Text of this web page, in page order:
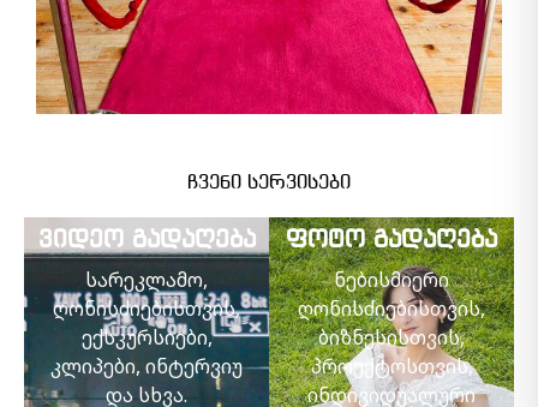
ჩვენი სერვისები
ვიდეო გადაღება
სარეკლამო,
ღონისძიებისთვის,
ექსკურსიები,
კლიპები, ინტერვიუ
და სხვა.
ფოტო გადაღება
ნებისმიერი
ღონისძიებისთვის,
ბიზნესისთვის,
პროექტოსთვის,
ინდივიდუალური